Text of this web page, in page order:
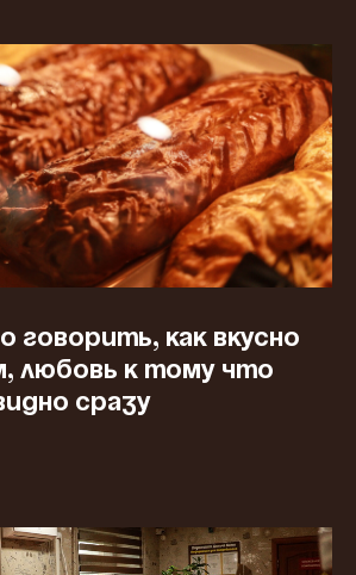
говорить, как вкусно
любовь к тому что
сразу